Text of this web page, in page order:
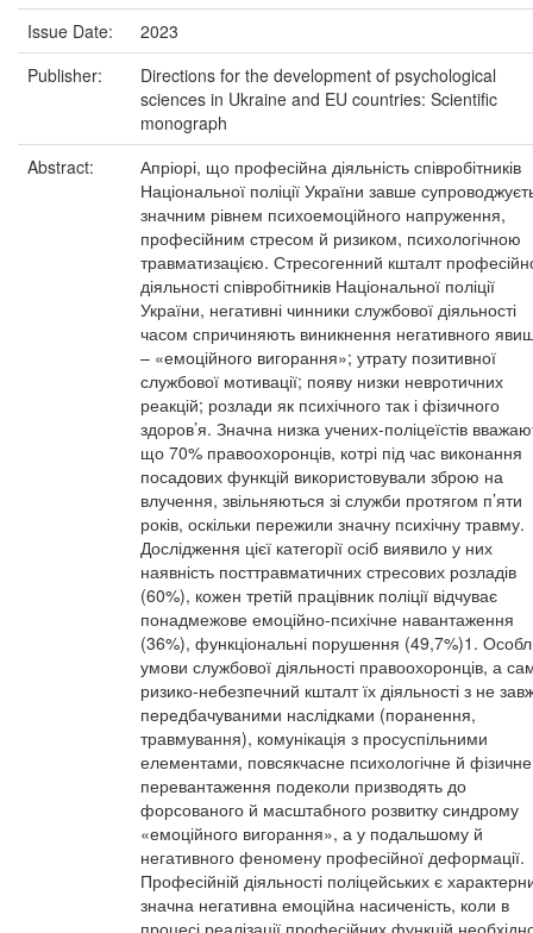
Issue Date:
2023
Publisher:
Directions for the development of psychological
sciences in Ukraine and EU countries: Scientific
monograph
Abstract:
Апріорі, що професійна діяльність співробітників
Національної поліції України завше
значним рівнем психоемоційного напруження,
професійним стресом й ризиком, психологічною
травматизацією. Стресогенний кшталт
діяльності співробітників Національної поліції
України, негативні чинники службової діяльності
часом спричиняють виникнення негативного
– «емоційного вигорання»; утрату позитивної
службової мотивації; появу низки невротичних
реакцій; розлади як психічного так і фізичного
здоров’я. Значна низка учених-поліцеїстів
що 70% правоохоронців, котрі під час виконання
посадових функцій використовували зброю на
влучення, звільняються зі служби протягом п’яти
років, оскільки пережили значну психічну травму.
Дослідження цієї категорії осіб виявило у них
наявність посттравматичних стресових розладів
(60%), кожен третій працівник поліції відчуває
понадмежове емоційно-психічне навантаження
(36%), функціональні порушення (49,7%)1.
умови службової діяльності правоохоронців, а
ризико-небезпечний кшталт їх діяльності з не
передбачуваними наслідками (поранення,
травмування), комунікація з просуспільними
елементами, повсякчасне психологічне й фізичне
перевантаження подеколи призводять до
форсованого й масштабного розвитку синдрому
«емоційного вигорання», а у подальшому й
негативного феномену професійної деформації.
Професійній діяльності поліцейських є
значна негативна емоційна насиченість, коли в
процесі реалізації професійних функцій